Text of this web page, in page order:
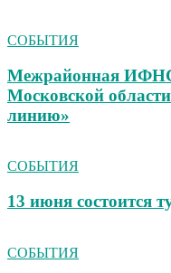
СОБЫТИЯ
Межрайонная
Московской
линию»
СОБЫТИЯ
13 июня состоится
СОБЫТИЯ